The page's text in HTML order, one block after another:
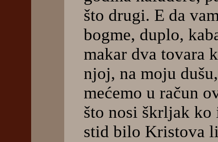
što drugi. E da
bogme, duplo,
makar dva tovara
njoj, na moju
mećemo u račun
što nosi škrljak ko
stid bilo Kristova